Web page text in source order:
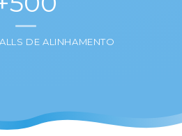
DE ALINHAMENTO